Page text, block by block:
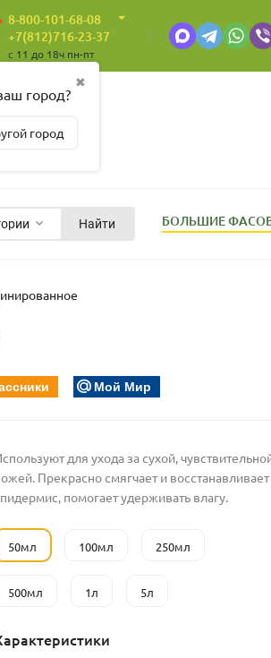
✖
город?
город
8-800-101-68-08
+7(812)716-23-37
c 11 до 18ч пн-пт
Найти БОЛЬШИЕ
Мой Мир
для ухода за сухой,
Прекрасно смягчает и восстанавливает
помогает удерживать влагу.
50мл 100мл 250мл
500мл 1л 5л